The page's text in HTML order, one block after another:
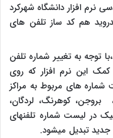
نرم افزار دانشگاه شهرکرد
هم کد ساز تلفن های
توجه به تغییر شماره تلفن
این نرم افزار که روی
های مربوط به مراکز
بروجن، کوهرنگ، لردگان،
در لیست شماره تلفن­های
جدید تبدیل می­شود.